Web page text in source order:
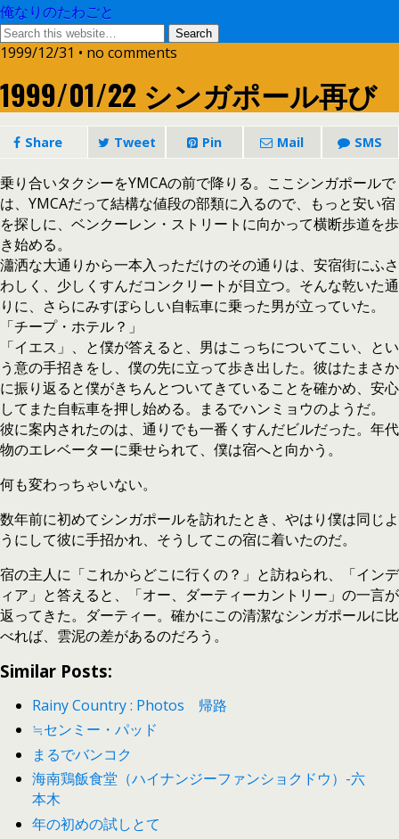
俺なりのたわごと
1999/12/31 • no comments
1999/01/22 シンガポール再び
Share Tweet Pin Mail SMS
乗り合いタクシーをYMCAの前で降りる。ここシンガポールで
は、YMCAだって結構な値段の部類に入るので、もっと安い宿
を探しに、ベンクーレン・ストリートに向かって横断歩道を歩
き始める。
瀟洒な大通りから一本入っただけのその通りは、安宿街にふさ
わしく、少しくすんだコンクリートが目立つ。そんな乾いた通
りに、さらにみすぼらしい自転車に乗った男が立っていた。
「チープ・ホテル？」
「イエス」、と僕が答えると、男はこっちについてこい、とい
う意の手招きをし、僕の先に立って歩き出した。彼はたまさか
に振り返ると僕がきちんとついてきていることを確かめ、安心
してまた自転車を押し始める。まるでハンミョウのようだ。
彼に案内されたのは、通りでも一番くすんだビルだった。年代
物のエレベーターに乗せられて、僕は宿へと向かう。
何も変わっちゃいない。
数年前に初めてシンガポールを訪れたとき、やはり僕は同じよ
うにして彼に手招かれ、そうしてこの宿に着いたのだ。
宿の主人に「これからどこに行くの？」と訪ねられ、「インデ
ィア」と答えると、「オー、ダーティーカントリー」の一言が
返ってきた。ダーティー。確かにこの清潔なシンガポールに比
べれば、雲泥の差があるのだろう。
Similar Posts:
Rainy Country : Photos 帰路
≒センミー・パッド
まるでバンコク
海南鶏飯食堂（ハイナンジーファンショクドウ）-六
本木
年の初めの試しとて